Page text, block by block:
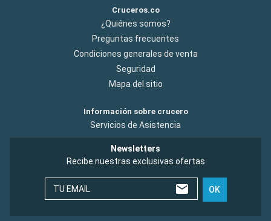
Cruceros.co
¿Quiénes somos?
Preguntas frecuentes
Condiciones generales de venta
Seguridad
Mapa del sitio
Información sobre crucero
Servicios de Asistencia
Newsletters
Recibe nuestras exclusivas ofertas
TU EMAIL OK